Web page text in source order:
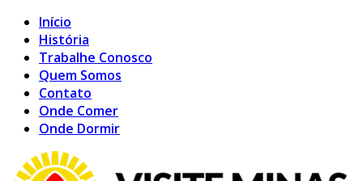
Início
História
Trabalhe Conosco
Quem Somos
Contato
Onde Comer
Onde Dormir